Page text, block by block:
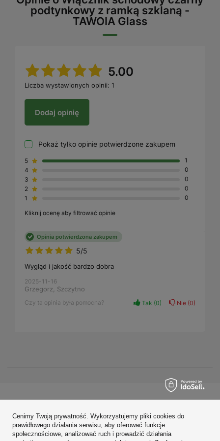
podtynkowy z ramką szklaną -
TAWOIA Glass
5.00
Liczba wystawionych opinii: 1
Dodaj opinię
Pokaż tylko opinie potwierdzone zakupem
5
1
4
0
3
0
2
0
1
0
Kliknij ocenę aby filtrować opinie
5/5
Opinia potwierdzona zakupem
Wygląd i jakość bardzo dobra
2025-11-16
Grzegorz, Szczytno
Czy ta opinia była pomocna? Tak 0 Nie 0
Konto
Cenimy Twoją prywatność. Wykorzystujemy pliki cookies do
prawidłowego działania serwisu, aby oferować funkcje
społecznościowe, analizować ruch i prowadzić działania